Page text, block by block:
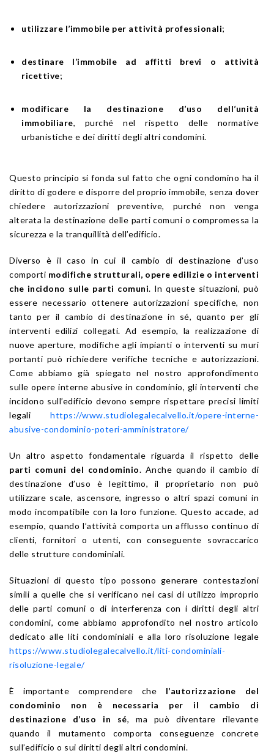
utilizzare l’immobile per attività professionali;
destinare l’immobile ad affitti brevi o attività
ricettive;
modificare la destinazione d’uso dell’unità
immobiliare, purché nel rispetto delle normative
urbanistiche e dei diritti degli altri condomini.
Questo principio si fonda sul fatto che ogni condomino ha il
diritto di godere e disporre del proprio immobile, senza dover
chiedere autorizzazioni preventive, purché non venga
alterata la destinazione delle parti comuni o compromessa la
sicurezza e la tranquillità dell’edificio.
Diverso è il caso in cui il cambio di destinazione d’uso
comporti modifiche strutturali, opere edilizie o interventi
che incidono sulle parti comuni. In queste situazioni, può
essere necessario ottenere autorizzazioni specifiche, non
tanto per il cambio di destinazione in sé, quanto per gli
interventi edilizi collegati. Ad esempio, la realizzazione di
nuove aperture, modifiche agli impianti o interventi su muri
portanti può richiedere verifiche tecniche e autorizzazioni.
Come abbiamo già spiegato nel nostro approfondimento
sulle opere interne abusive in condominio, gli interventi che
incidono sull’edificio devono sempre rispettare precisi limiti
legali https://www.studiolegalecalvello.it/opere-interne-
abusive-condominio-poteri-amministratore/
Un altro aspetto fondamentale riguarda il rispetto delle
parti comuni del condominio. Anche quando il cambio di
destinazione d’uso è legittimo, il proprietario non può
utilizzare scale, ascensore, ingresso o altri spazi comuni in
modo incompatibile con la loro funzione. Questo accade, ad
esempio, quando l’attività comporta un afflusso continuo di
clienti, fornitori o utenti, con conseguente sovraccarico
delle strutture condominiali.
Situazioni di questo tipo possono generare contestazioni
simili a quelle che si verificano nei casi di utilizzo improprio
delle parti comuni o di interferenza con i diritti degli altri
condomini, come abbiamo approfondito nel nostro articolo
dedicato alle liti condominiali e alla loro risoluzione legale
https://www.studiolegalecalvello.it/liti-condominiali-
risoluzione-legale/
È importante comprendere che l’autorizzazione del
condominio non è necessaria per il cambio di
destinazione d’uso in sé, ma può diventare rilevante
quando il mutamento comporta conseguenze concrete
sull’edificio o sui diritti degli altri condomini.